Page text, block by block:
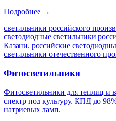
Подробнее →
светильники российского
светодиодные светильники
Казани. российские
светильники отечественного
Фитосветильники
Фитосветильники для теплиц и
спектр под культуру, КПД до
натриевых ламп.